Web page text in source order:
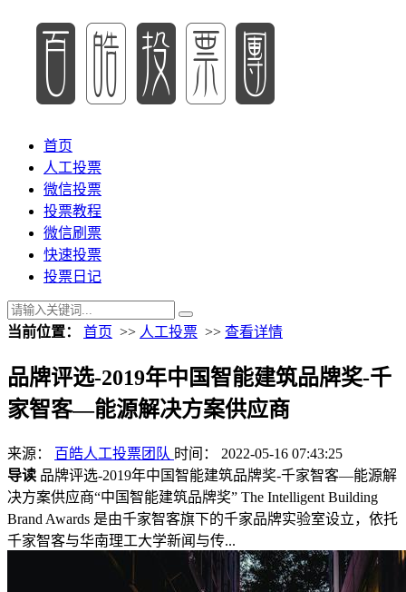
首页
人工投票
微信投票
投票教程
微信刷票
快速投票
投票日记
当前位置： 首页 >> 人工投票 >> 查看详情
品牌评选-2019年中国智能建筑品牌奖-千
家智客—能源解决方案供应商
来源： 百皓人工投票团队 时间： 2022-05-16 07:43:25
导读 品牌评选-2019年中国智能建筑品牌奖-千家智客—能源解
决方案供应商“中国智能建筑品牌奖” The Intelligent Building
Brand Awards 是由千家智客旗下的千家品牌实验室设立，依托
千家智客与华南理工大学新闻与传...